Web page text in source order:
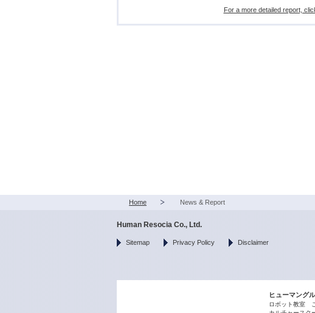
For a more detailed report,
Home News & Report
Human Resocia Co., Ltd.
Sitemap Privacy Policy Disclaimer
ヒューマング
ロボット教室